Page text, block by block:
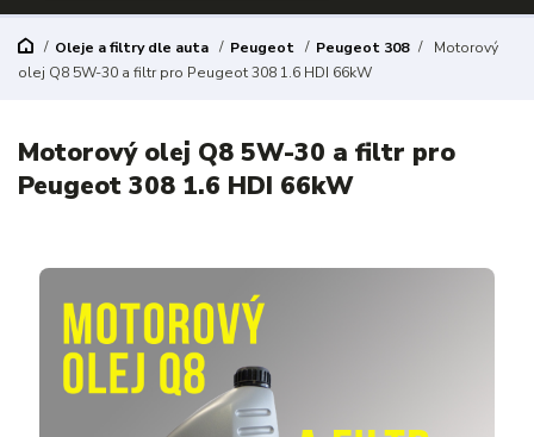
Oleje a filtry dle auta Peugeot Peugeot 308
Motorový
olej Q8 5W-30 a filtr pro Peugeot 308 1.6 HDI 66kW
Motorový olej Q8 5W-30 a filtr pro
Peugeot 308 1.6 HDI 66kW